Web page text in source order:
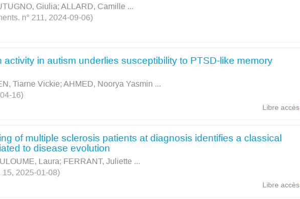
Giulia; ALLARD, Camille ...
n° 211, 2024-09-06)
activity in autism underlies susceptibility to PTSD-like memory
Tiarne Vickie; AHMED, Noorya Yasmin ...
16)
Libre accès
of multiple sclerosis patients at diagnosis identifies a classical
to disease evolution
Laura; FERRANT, Juliette ...
15, 2025-01-08)
Libre accès